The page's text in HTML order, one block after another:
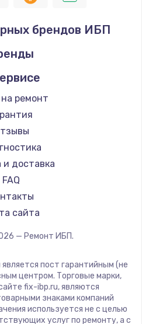
брендов ИБП
ремонт
и доставка
FAQ
сайта
— Ремонт ИБП.
пост гарантийным (не
центром. Торговые марки,
fix-ibp.ru, являются
знаками компаний
используется не с целью
услуг по ремонту, а с